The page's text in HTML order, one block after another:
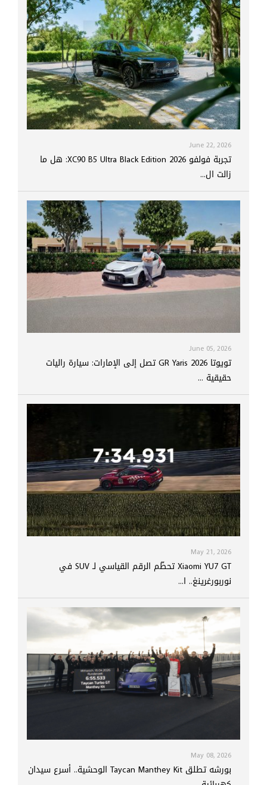
June 22, 2026
تجربة فولفو XC90 B5 Ultra Black Edition 2026: هل ما
زالت ال...
June 05, 2026
تويوتا GR Yaris 2026 تصل إلى الإمارات: سيارة راليات
حقيقية ...
May 21, 2026
Xiaomi YU7 GT تحطّم الرقم القياسي لـ SUV في
نوربورغرينغ.. ا...
May 08, 2026
بورشه تطلق Taycan Manthey Kit الوحشية.. أسرع سيدان